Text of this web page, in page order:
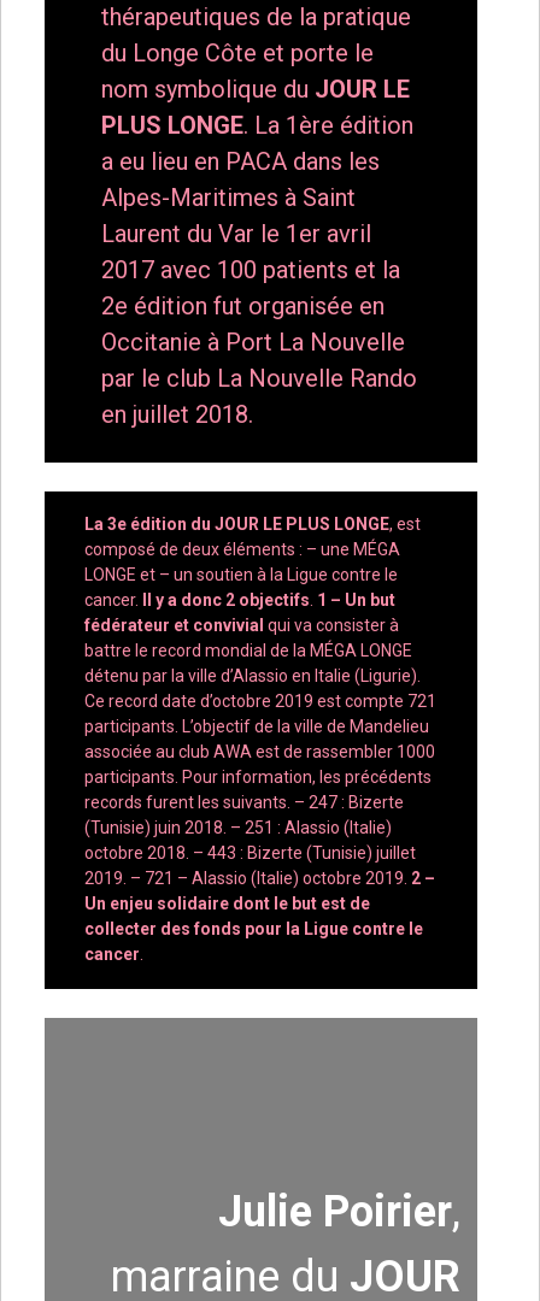
thérapeutiques de la pratique
du Longe Côte et porte le
nom symbolique du JOUR LE
PLUS LONGE. La 1ère édition
a eu lieu en PACA dans les
Alpes-Maritimes à Saint
Laurent du Var le 1er avril
2017 avec 100 patients et la
2e édition fut organisée en
Occitanie à Port La Nouvelle
par le club La Nouvelle Rando
en juillet 2018.
La 3e édition du JOUR LE PLUS LONGE, est
composé de deux éléments : – une MÉGA
LONGE et – un soutien à la Ligue contre le
cancer.
Il y a donc 2 objectifs. 1 – Un but
fédérateur et convivial qui va consister à
battre le record mondial de la MÉGA LONGE
détenu par la ville d’Alassio en Italie (Ligurie).
Ce record date d’octobre 2019 est compte 721
participants. L’objectif de la ville de Mandelieu
associée au club AWA est de rassembler 1000
participants. Pour information, les précédents
records furent les suivants. – 247 : Bizerte
(Tunisie) juin 2018. – 251 : Alassio (Italie)
octobre 2018. – 443 : Bizerte (Tunisie) juillet
2019. – 721 – Alassio (Italie) octobre 2019. 2 –
Un enjeu solidaire dont le but est de
collecter des fonds pour la Ligue contre le
cancer.
Julie Poirier,
marraine du JOUR